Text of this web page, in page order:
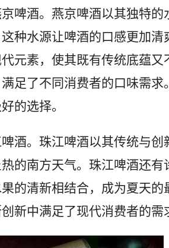
啤酒。燕京啤酒以其独特的
种水源让啤酒的口感更加
元素，使其既有传统底蕴
足了不同消费者的口味需
的选择。
酒。珠江啤酒以其传统与
的南方天气。珠江啤酒还
的清新相结合，成为夏天
新中满足了现代消费者的需